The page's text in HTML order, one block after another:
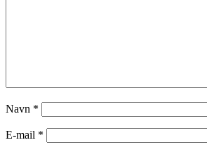
Navn *
E-mail *